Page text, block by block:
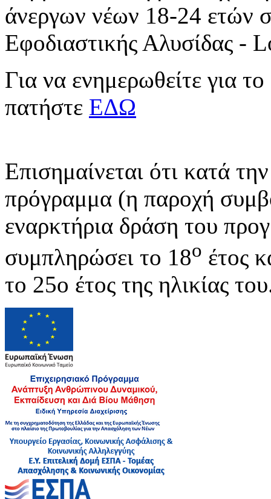
άνεργων νέων 18-24 ετών
Εφοδιαστικής Αλυσίδας -
Για να ενημερωθείτε για
πατήστε ΕΔΩ
Επισημαίνεται ότι κατά
πρόγραμμα (η παροχή
εναρκτήρια δράση του
συμπληρώσει το 18ο έτος
το 25ο έτος της ηλικίας